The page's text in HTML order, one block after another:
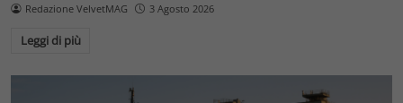
Redazione VelvetMAG 3 Agosto 2026
Leggi di più